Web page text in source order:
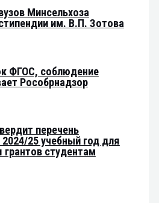
Минсельхоза
им. В.П. Зотова
ФГОС, соблюдение
Рособрнадзор
перечень
25 учебный год для
грантов студентам